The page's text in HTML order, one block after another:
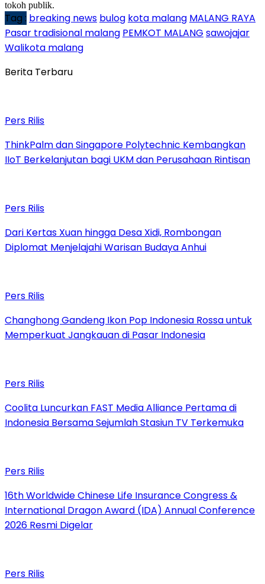
tokoh publik.
Tag : breaking news bulog kota malang MALANG RAYA
Pasar tradisional malang PEMKOT MALANG sawojajar
Walikota malang
Berita Terbaru
Pers Rilis
ThinkPalm dan Singapore Polytechnic Kembangkan
IIoT Berkelanjutan bagi UKM dan Perusahaan Rintisan
Pers Rilis
Dari Kertas Xuan hingga Desa Xidi, Rombongan
Diplomat Menjelajahi Warisan Budaya Anhui
Pers Rilis
Changhong Gandeng Ikon Pop Indonesia Rossa untuk
Memperkuat Jangkauan di Pasar Indonesia
Pers Rilis
Coolita Luncurkan FAST Media Alliance Pertama di
Indonesia Bersama Sejumlah Stasiun TV Terkemuka
Pers Rilis
16th Worldwide Chinese Life Insurance Congress &
International Dragon Award (IDA) Annual Conference
2026 Resmi Digelar
Pers Rilis